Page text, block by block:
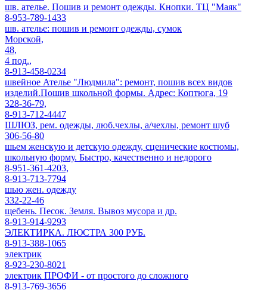
шв. ателье. Пошив и ремонт одежды. Кнопки. ТЦ "Маяк"
8-953-789-1433
шв. ателье: пошив и ремонт одежды, сумок
Морской,
48,
4 под.,
8-913-458-0234
швейное Ателье "Людмила": ремонт, пошив всех видов
изделий.Пошив школьной формы. Адрес: Коптюга, 19
328-36-79,
8-913-712-4447
ШЛЮЗ, рем. одежды, люб.чехлы, а/чехлы, ремонт шуб
306-56-80
шьем женскую и детскую одежду, сценические костюмы,
школьную форму. Быстро, качественно и недорого
8-951-361-4203,
8-913-713-7794
шью жен. одежду
332-22-46
щебень. Песок. Земля. Вывоз мусора и др.
8-913-914-9293
ЭЛЕКТИРКА. ЛЮСТРА 300 РУБ.
8-913-388-1065
электрик
8-923-230-8021
электрик ПРОФИ - от простого до сложного
8-913-769-3656